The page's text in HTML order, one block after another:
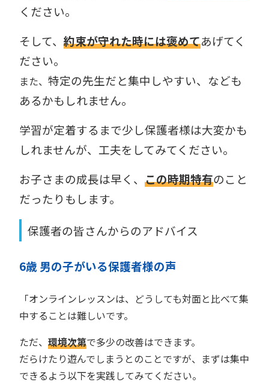
ください。
そして、 約束が守れた時には褒めてあげてく
ださい。
また、 特定の先生だと集中しやすい、なども
あるかもしれません。
学習が定着するまで少し保護者様は大変かも
しれませんが、工夫をしてみてください。
お子さまの成長は早く、 この時期特有のこと
だったりもします。
保護者の皆さんからのアドバイス
6歳 男の子がいる保護者様の声
「オンラインレッスンは、どうしても対面と比べて集
中することは難しいです。
ただ、 環境次第で多少の改善はできます。
だらけたり遊んでしまうとのことですが、まずは集中
できるよう以下を実践してみてください。